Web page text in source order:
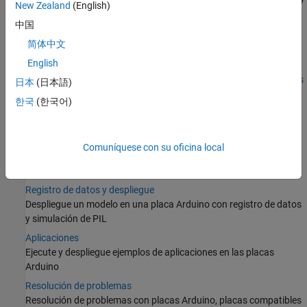
sensores conectados al hardware Arduino
Planificación de eventos y gestión de interrupciones
Planifique eventos y gestione interrupciones de hardware para
resolver tareas en tiempo real con Arduino
Bloques de controlador de dispositivos y sensores personalizados
personalizados usando System objects y conéctelos a periféricos
Monitorización de datos y prototipado rápido
Perfeccione la transferencia de datos ejecutando un modelo de
Registro de datos y despliegue
Despliegue un modelo en una placa Arduino con registro de datos
y simulación de PIL
Aplicaciones
Ejecute y despliegue ejemplos de aplicaciones en las placas
Arduino
Resolución de problemas
Resolución de problemas con placas Arduino, placas compatibles
New Zealand (English)
中国
简体中文
English
日本 (日本語)
한국 (한국어)
Comuníquese con su oficina local